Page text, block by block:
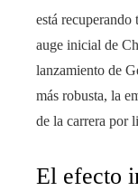
está recuperando
auge inicial de
lanzamiento de
más robusta, la
de la carrera por
El efecto